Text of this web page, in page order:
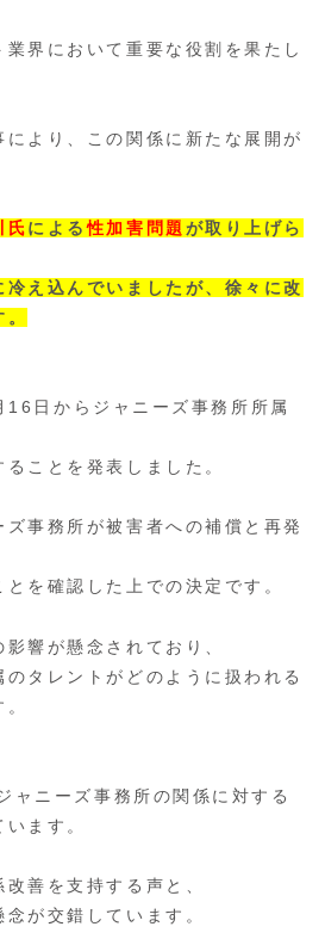
界において重要な役割を果たし
により、この関係に新たな展開が
氏による性加害問題 が取り上げら
え込んでいましたが、徐々に改
日からジャニーズ事務所所属
ことを発表しました。
事務所が被害者への補償と再発
を確認した上での決定です。
響が懸念されており、
タレントがどのように扱われる
ャニーズ事務所の関係に対する
ます。
善を支持する声と、
が交錯しています。